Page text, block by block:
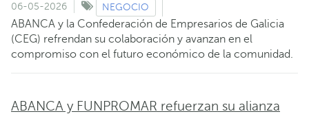
06-05-2026 NEGOCIO
ABANCA y la Confederación de Empresarios de Galicia
(CEG) refrendan su colaboración y avanzan en el
compromiso con el futuro económico de la comunidad.
ABANCA y FUNPROMAR refuerzan su alianza